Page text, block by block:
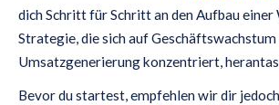
dich Schritt für Schritt an den Aufbau einer
Strategie, die sich auf Geschäftswachstum
Umsatzgenerierung konzentriert,
Bevor du startest, empfehlen wir dir